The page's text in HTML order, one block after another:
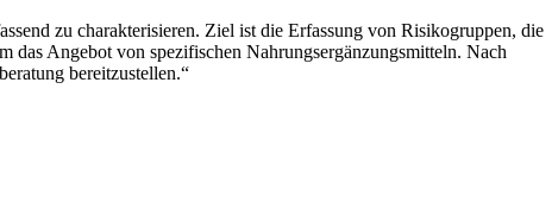
zu charakterisieren. Ziel ist die Erfassung von Risikogruppen, die
Angebot von spezifischen Nahrungsergänzungsmitteln. Nach
bereitzustellen.“